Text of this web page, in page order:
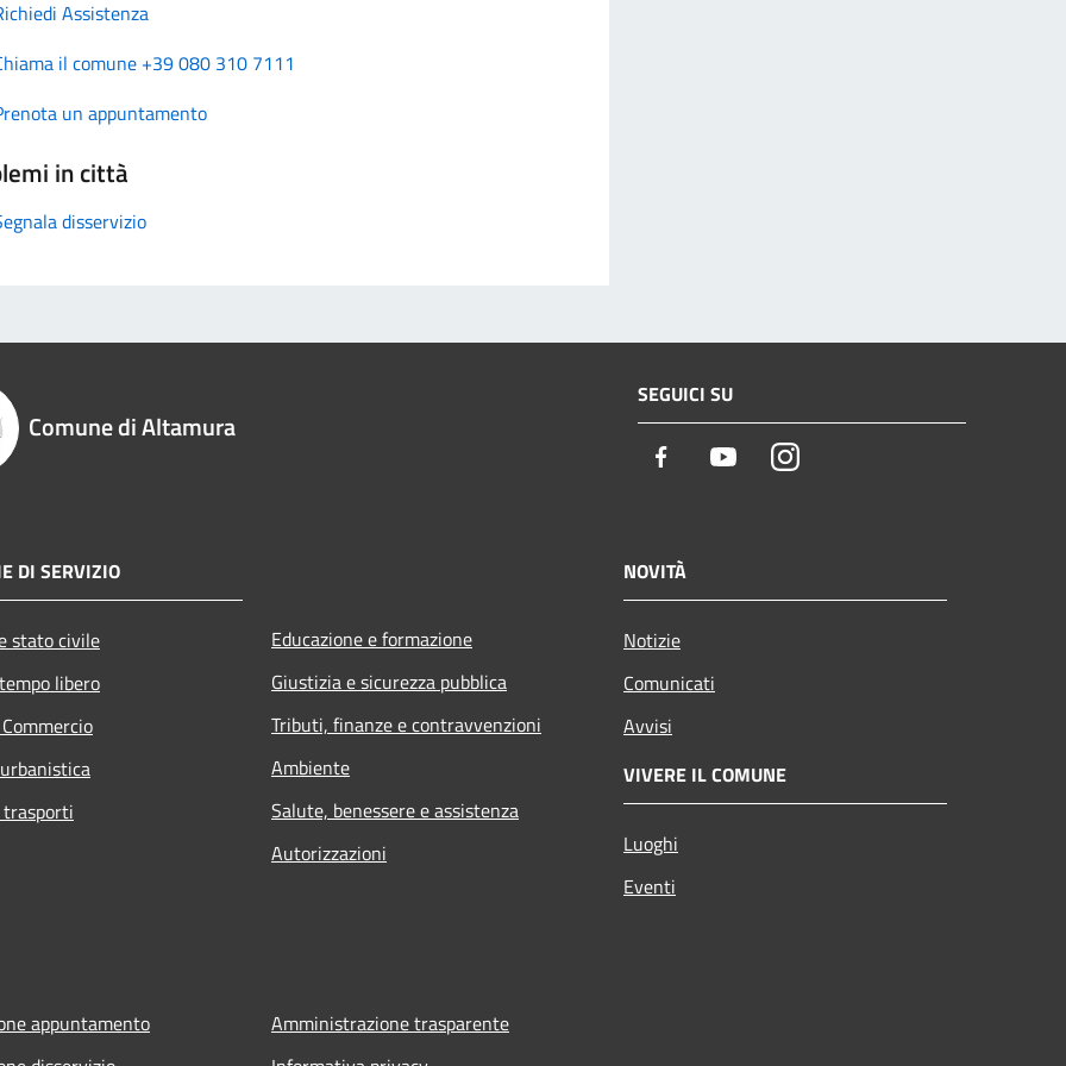
Assistenza
il comune +39 080 310 7111
un appuntamento
in città
disservizio
Comune di Altamura
SEGUICI SU
Facebook YoutubeInstagram
DI SERVIZIO
stato civile
libero
Educazione e formazione
Giustizia e sicurezza pubblica
Tributi, finanze e contravvenzioni
Ambiente
Salute, benessere e assistenza
Autorizzazioni
NOVITÀ
Notizie
Comunicati
Avvisi
VIVERE IL COMUNE
Luoghi
Eventi
appuntamento
Amministrazione trasparente